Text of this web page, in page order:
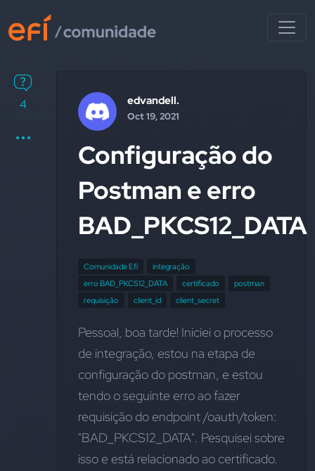
4 edvandell.
Oct 19, 2021
Configuração do
Postman e erro
BAD_PKCS12_DATA
Comunidade Efí
integração
erro BAD_PKCS12_DATA
certificado
postman
requisição
client_id client_secret
Pessoal, boa tarde! Iniciei o processo
de integração, estou na etapa de
configuração do postman, e estou
tendo o seguinte erro ao fazer
requisição do endpoint /oauth/token:
"BAD_PKCS12_DATA". Pesquisei sobre
isso e está relacionado ao certificado.